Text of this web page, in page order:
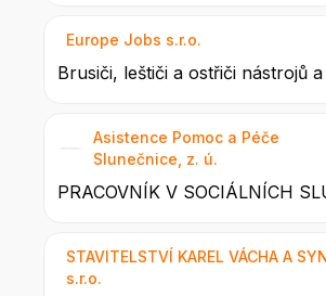
Europe Jobs s.r.o.
Brusiči, leštiči a ostřiči nástrojů
Asistence Pomoc a Péče
Slunečnice, z. ú.
PRACOVNÍK V SOCIÁLNÍCH
STAVITELSTVÍ KAREL VÁCHA A
s.r.o.